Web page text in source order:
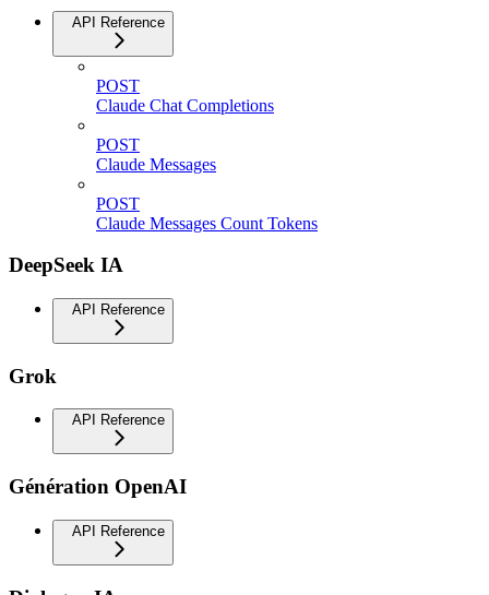
API Reference
POST
Claude Chat Completions
POST
Claude Messages
POST
Claude Messages Count Tokens
DeepSeek IA
API Reference
Grok
API Reference
Génération OpenAI
API Reference